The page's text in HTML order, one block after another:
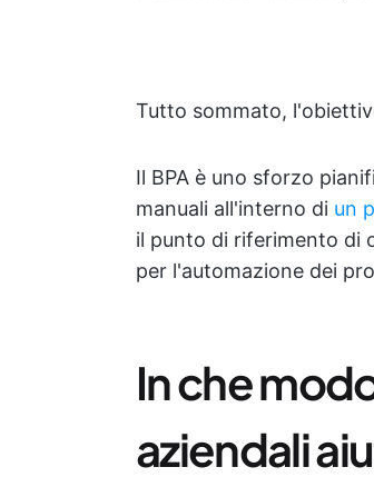
Tutto sommato,
Il BPA è uno sforzo
manuali all'interno di un
il punto di riferimento di
per l'automazione dei
In che
aziendali